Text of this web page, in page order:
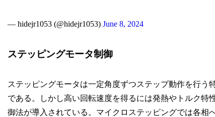
— hidejr1053 (@hidejr1053) June 8, 2024
ステッピングモータ制御
ステッピングモータは一定角度ずつステップ動作を行
である。しかし高い回転速度を得るには発熱やトルク特
御法が導入されている。マイクロステッピングでは各